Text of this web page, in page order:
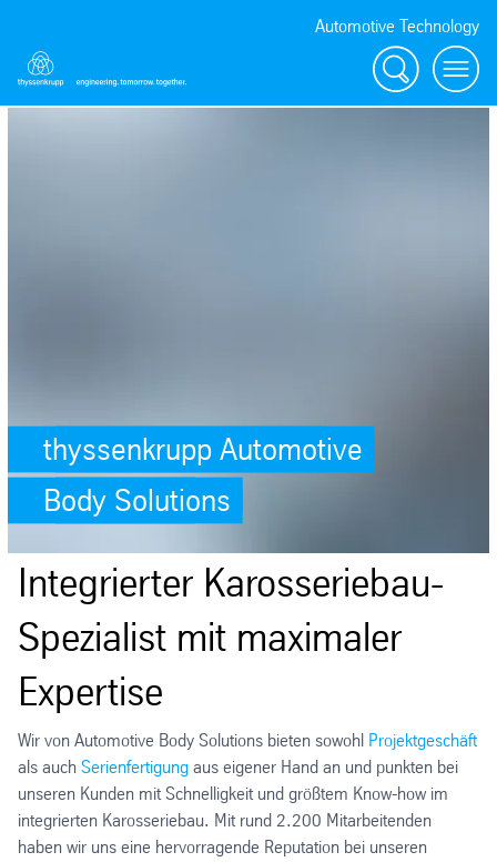
Automotive Technology
Suche
Menü
thyssenkrupp Automotive
Body Solutions
Integrierter Karosseriebau-
Spezialist mit maximaler
Expertise
Wir von Automotive Body Solutions bieten sowohl Projektgeschäft
als auch Serienfertigung aus eigener Hand an und punkten bei
unseren Kunden mit Schnelligkeit und größtem Know-how im
integrierten Karosseriebau. Mit rund 2.200 Mitarbeitenden
haben wir uns eine hervorragende Reputation bei unseren